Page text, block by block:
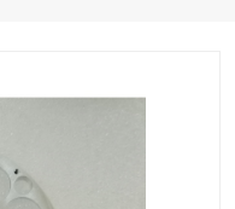
机床零件加工